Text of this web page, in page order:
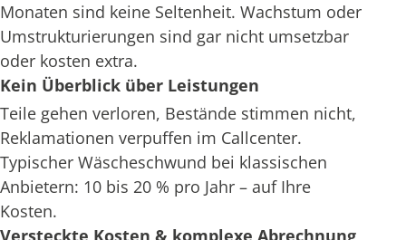
Monaten sind keine Seltenheit. Wachstum oder
Umstrukturierungen sind gar nicht umsetzbar
oder kosten extra.
Kein Überblick über Leistungen
Teile gehen verloren, Bestände stimmen nicht,
Reklamationen verpuffen im Callcenter.
Typischer Wäscheschwund bei klassischen
Anbietern: 10 bis 20 % pro Jahr – auf Ihre
Kosten.